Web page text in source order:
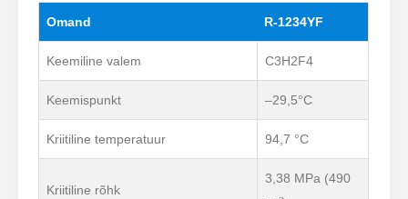
Omand R-1234YF
Keemiline valem C3H2F4
Keemispunkt –29,5°C
Kriitiline temperatuur 94,7 °C
Kriitiline rõhk
3,38 MPa (490